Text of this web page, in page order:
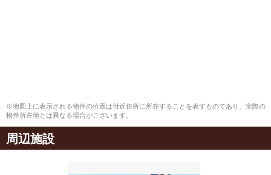
※地図上に表示される物件の位置は付近住所に所在することを表すものであり、実際の
物件所在地とは異なる場合がございます。
周辺施設